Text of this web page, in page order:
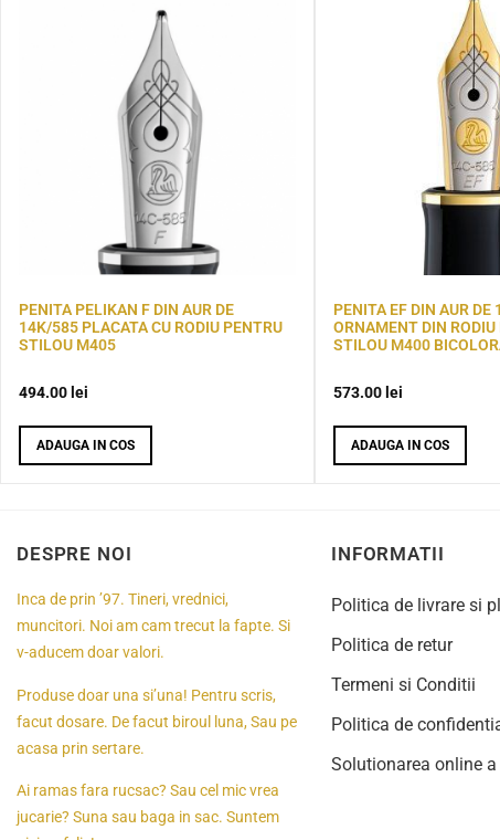
PENITA PELIKAN F DIN AUR DE
14K/585 PLACATA CU RODIU PENTRU
STILOU M405
494.00 lei
ADAUGA IN COS
PENITA EF DIN AUR
ORNAMENT DIN RODIU
STILOU M400
573.00 lei
ADAUGA IN COS
DESPRE NOI
Inca de prin ’97. Tineri, vrednici,
muncitori. Noi am cam trecut la fapte. Si
v-aducem doar valori.
Produse doar una si’una! Pentru scris,
facut dosare. De facut biroul luna, Sau pe
acasa prin sertare.
Ai ramas fara rucsac? Sau cel mic vrea
jucarie? Suna sau baga in sac. Suntem
INFORMATII
Politica de livrare si
Politica de retur
Termeni si Conditii
Politica de
Solutionarea online